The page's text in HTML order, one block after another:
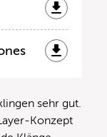
sehr gut.
Konzept